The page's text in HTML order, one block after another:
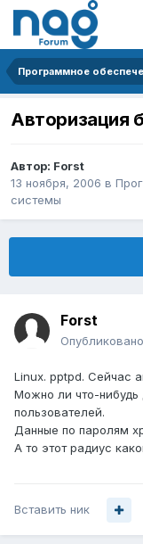
Программное
Авторизация
Автор: Forst
13 ноября, 2006 в
системы
Forst
Опубликовано
Linux. pptpd. Сейчас
Можно ли что-нибудь
пользователей.
Данные по паролям
А то этот радиус
Вставить ник